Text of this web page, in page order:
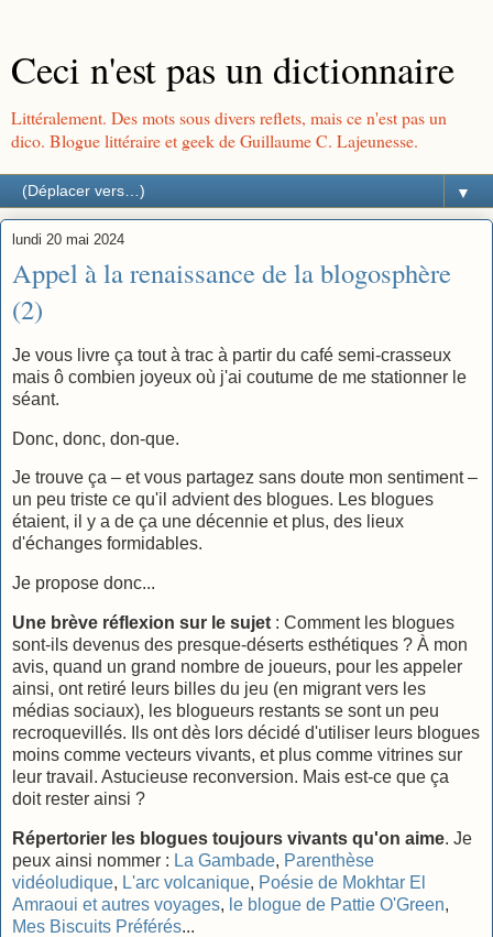
Ceci n'est pas un dictionnaire
Littéralement. Des mots sous divers reflets, mais ce n'est pas un
dico. Blogue littéraire et geek de Guillaume C. Lajeunesse.
▼
lundi 20 mai 2024
Appel à la renaissance de la blogosphère
(2)
Je vous livre ça tout à trac à partir du café semi-crasseux
mais ô combien joyeux où j'ai coutume de me stationner le
séant.
Donc, donc, don-que.
Je trouve ça – et vous partagez sans doute mon sentiment –
un peu triste ce qu'il advient des blogues. Les blogues
étaient, il y a de ça une décennie et plus, des lieux
d'échanges formidables.
Je propose donc...
Une brève réflexion sur le sujet : Comment les blogues
sont-ils devenus des presque-déserts esthétiques ? À mon
avis, quand un grand nombre de joueurs, pour les appeler
ainsi, ont retiré leurs billes du jeu (en migrant vers les
médias sociaux), les blogueurs restants se sont un peu
recroquevillés. Ils ont dès lors décidé d'utiliser leurs blogues
moins comme vecteurs vivants, et plus comme vitrines sur
leur travail. Astucieuse reconversion. Mais est-ce que ça
doit rester ainsi ?
Répertorier les blogues toujours vivants qu'on aime. Je
peux ainsi nommer : La Gambade, Parenthèse
vidéoludique, L'arc volcanique, Poésie de Mokhtar El
Amraoui et autres voyages, le blogue de Pattie O'Green,
Mes Biscuits Préférés...